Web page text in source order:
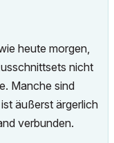
heute morgen,
nicht
Manche sind
äußerst ärgerlich
verbunden.